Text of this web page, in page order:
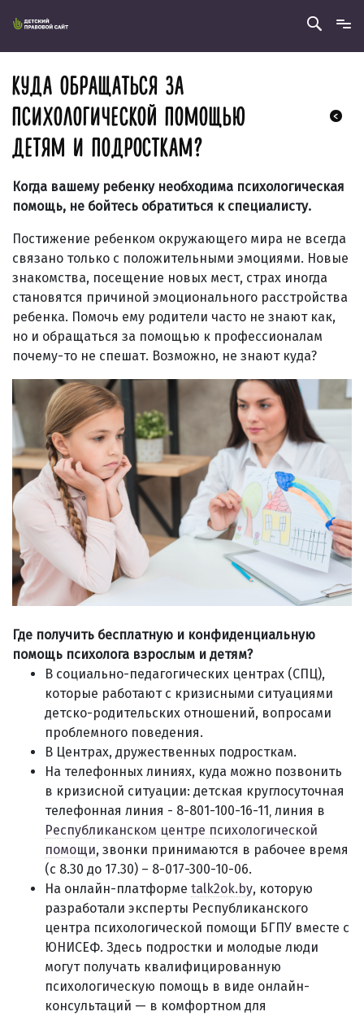
КУДА ОБРАЩАТЬСЯ ЗА
ПСИХОЛОГИЧЕСКОЙ ПОМОЩЬЮ
ДЕТЯМ И ПОДРОСТКАМ?
Когда вашему ребенку необходима психологическая
помощь, не бойтесь обратиться к специалисту.
Постижение ребенком окружающего мира не всегда
связано только с положительными эмоциями. Новые
знакомства, посещение новых мест, страх иногда
становятся причиной эмоционального расстройства
ребенка. Помочь ему родители часто не знают как,
но и обращаться за помощью к профессионалам
почему-то не спешат. Возможно, не знают куда?
Где получить бесплатную и конфиденциальную
помощь психолога взрослым и детям?
В социально-педагогических центрах (СПЦ),
которые работают с кризисными ситуациями
детско-родительских отношений, вопросами
проблемного поведения.
В Центрах, дружественных подросткам.
На телефонных линиях, куда можно позвонить
в кризисной ситуации: детская круглосуточная
телефонная линия - 8-801-100-16-11‚ линия в
Республиканском центре психологической
помощи, звонки принимаются в рабочее время
(с 8.30 до 17.30) – 8-017-300-10-06.
На онлайн-платформе talk2ok.by, которую
разработали эксперты Республиканского
центра психологической помощи БГПУ вместе с
ЮНИСЕФ. Здесь подростки и молодые люди
могут получать квалифицированную
психологическую помощь в виде онлайн-
консультаций — в комфортном для